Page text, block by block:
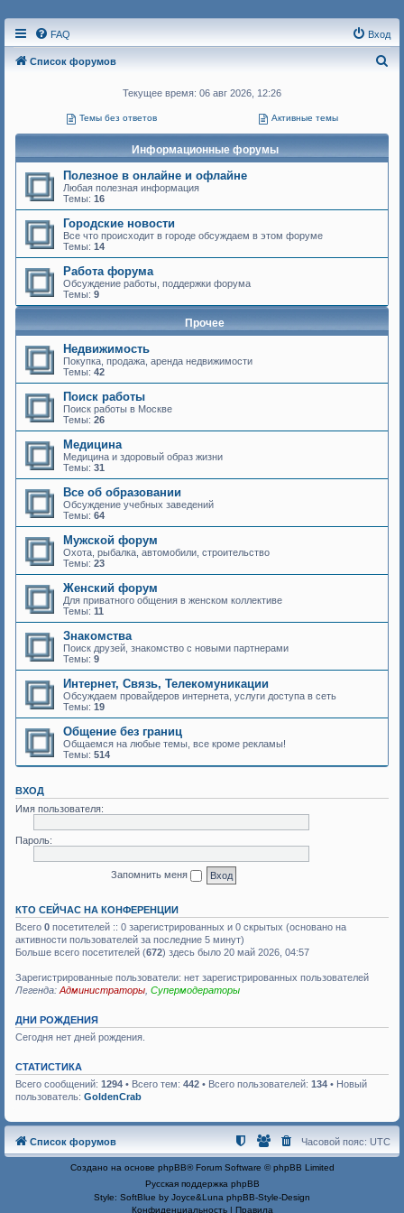
FAQ Вход
Список форумов
Текущее время: 06 авг 2026, 12:26
Темы без ответов Активные темы
Информационные форумы
Полезное в онлайне и офлайне
Любая полезная информация
Темы: 16
Городские новости
Все что происходит в городе обсуждаем в этом форуме
Темы: 14
Работа форума
Обсуждение работы, поддержки форума
Темы: 9
Прочее
Недвижимость
Покупка, продажа, аренда недвижимости
Темы: 42
Поиск работы
Поиск работы в Москве
Темы: 26
Медицина
Медицина и здоровый образ жизни
Темы: 31
Все об образовании
Обсуждение учебных заведений
Темы: 64
Мужской форум
Охота, рыбалка, автомобили, строительство
Темы: 23
Женский форум
Для приватного общения в женском коллективе
Темы: 11
Знакомства
Поиск друзей, знакомство с новыми партнерами
Темы: 9
Интернет, Связь, Телекомуникации
Обсуждаем провайдеров интернета, услуги доступа в сеть
Темы: 19
Общение без границ
Общаемся на любые темы, все кроме рекламы!
Темы: 514
ВХОД
Имя пользователя:
Пароль:
Запомнить меня
КТО СЕЙЧАС НА КОНФЕРЕНЦИИ
Всего 0 посетителей :: 0 зарегистрированных и 0 скрытых (основано на
активности пользователей за последние 5 минут)
Больше всего посетителей (672) здесь было 20 май 2026, 04:57
Зарегистрированные пользователи: нет зарегистрированных пользователей
Легенда: Администраторы Супермодераторы
ДНИ РОЖДЕНИЯ
Сегодня нет дней рождения.
СТАТИСТИКА
Всего сообщений: 1294 • Всего тем: 442 • Всего пользователей: 134 • Новый
пользователь: GoldenCrab
Список форумов Часовой пояс: UTC
Создано на основе phpBB® Forum Software © phpBB Limited
Русская поддержка phpBB
Style: SoftBlue by Joyce&Luna phpBB-Style-Design
Конфиденциальность| Правила